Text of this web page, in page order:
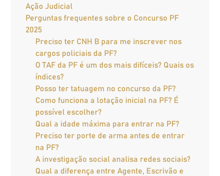
Ação Judicial
Perguntas frequentes sobre o Concurso PF
2025
Preciso ter CNH B para me inscrever nos
cargos policiais da PF?
O TAF da PF é um dos mais difíceis? Quais os
índices?
Posso ter tatuagem no concurso da PF?
Como funciona a lotação inicial na PF? É
possível escolher?
Qual a idade máxima para entrar na PF?
Preciso ter porte de arma antes de entrar
na PF?
A investigação social analisa redes sociais?
Qual a diferença entre Agente, Escrivão e